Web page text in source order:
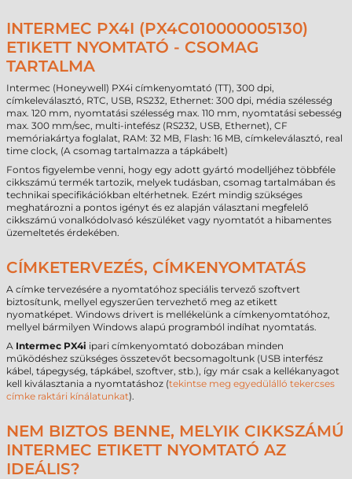
INTERMEC PX4I (PX4C010000005130)
ETIKETT NYOMTATÓ - CSOMAG
TARTALMA
Intermec (Honeywell) PX4i címkenyomtató (TT), 300 dpi,
címkeleválasztó, RTC, USB, RS232, Ethernet: 300 dpi, média szélesség
max. 120 mm, nyomtatási szélesség max. 110 mm, nyomtatási sebesség
max. 300 mm/sec, multi-intefész (RS232, USB, Ethernet), CF
memóriakártya foglalat, RAM: 32 MB, Flash: 16 MB, címkeleválasztó, real
time clock, (A csomag tartalmazza a tápkábelt)
Fontos figyelembe venni, hogy egy adott gyártó modelljéhez többféle
cikkszámú termék tartozik, melyek tudásban, csomag tartalmában és
technikai specifikációkban eltérhetnek. Ezért mindig szükséges
meghatározni a pontos igényt és ez alapján választani megfelelő
cikkszámú vonalkódolvasó készüléket vagy nyomtatót a hibamentes
üzemeltetés érdekében.
CÍMKETERVEZÉS, CÍMKENYOMTATÁS
A címke tervezésére a nyomtatóhoz speciális tervező szoftvert
biztosítunk, mellyel egyszerűen tervezhető meg az etikett
nyomatképet. Windows drivert is mellékelünk a címkenyomtatóhoz,
mellyel bármilyen Windows alapú programból indíhat nyomtatás.
A Intermec PX4i ipari címkenyomtató dobozában minden
működéshez szükséges összetevőt becsomagoltunk (USB interfész
kábel, tápegység, tápkábel, szoftver, stb.), így már csak a kellékanyagot
kell kiválasztania a nyomtatáshoz (tekintse meg egyedülálló tekercses
címke raktári kínálatunkat).
NEM BIZTOS BENNE, MELYIK CIKKSZÁMÚ
INTERMEC ETIKETT NYOMTATÓ AZ
IDEÁLIS?